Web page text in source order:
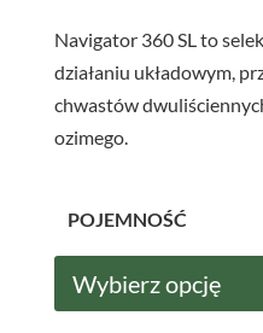
Navigator 360 SL to
działaniu układowym,
chwastów
ozimego.
POJEMNOŚĆ